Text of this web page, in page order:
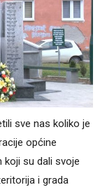
sve nas koliko je
općine
koji su dali svoje
i grada